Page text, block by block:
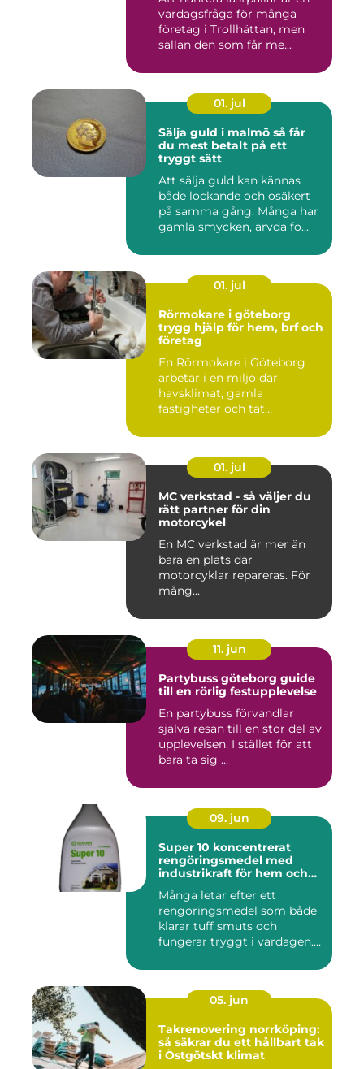
vardagsfråga för många
företag i Trollhättan, men
sällan den som får me...
01. jul
Sälja guld i malmö så får
du mest betalt på ett
tryggt sätt
Att sälja guld kan kännas
både lockande och osäkert
på samma gång. Många har
gamla smycken, ärvda fö...
01. jul
Rörmokare i göteborg
trygg hjälp för hem, brf och
företag
En Rörmokare i Göteborg
arbetar i en miljö där
havsklimat, gamla
fastigheter och tät
01. jul
MC verkstad - så väljer du
rätt partner för din
motorcykel
En MC verkstad är mer än
bara en plats där
motorcyklar repareras. För
mång...
11. jun
Partybuss göteborg guide
till en rörlig festupplevelse
En partybuss förvandlar
själva resan till en stor del av
upplevelsen. I stället för att
bara ta sig ...
09. jun
Super 10 koncentrerat
rengöringsmedel med
industrikraft för hem och
Många letar efter ett
rengöringsmedel som både
klarar tuff smuts och
fungerar tryggt i vardagen.
05. jun
Takrenovering norrköping:
så säkrar du ett hållbart tak
i Östgötskt klimat